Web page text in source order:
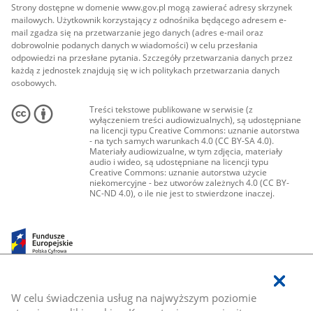
W celu świadczenia usług na najwyższym poziomie
Strony dostępne w domenie www.gov.pl mogą zawierać adresy skrzynek
mailowych. Użytkownik korzystający z odnośnika będącego adresem e-
mail zgadza się na przetwarzanie jego danych (adres e-mail oraz
dobrowolnie podanych danych w wiadomości) w celu przesłania
odpowiedzi na przesłane pytania. Szczegóły przetwarzania danych przez
każdą z jednostek znajdują się w ich politykach przetwarzania danych
osobowych.
Treści tekstowe publikowane w serwisie (z
wyłączeniem treści audiowizualnych), są udostępniane
na licencji typu Creative Commons: uznanie autorstwa
- na tych samych warunkach 4.0 (CC BY-SA 4.0).
Materiały audiowizualne, w tym zdjęcia, materiały
audio i wideo, są udostępniane na licencji typu
Creative Commons: uznanie autorstwa użycie
niekomercyjne - bez utworów zależnych 4.0 (CC BY-
NC-ND 4.0), o ile nie jest to stwierdzone inaczej.